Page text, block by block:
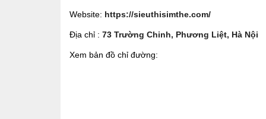
Website: https://sieuthisimthe.com/
Địa chỉ : 73 Trường Chinh, Phương Liệt, Hà Nội
Xem bản đồ chỉ đường: